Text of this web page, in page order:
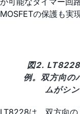
MOSFETの保護も実
図2. LT8228
例。双方向の
ムがシ
LT8228は、双方向